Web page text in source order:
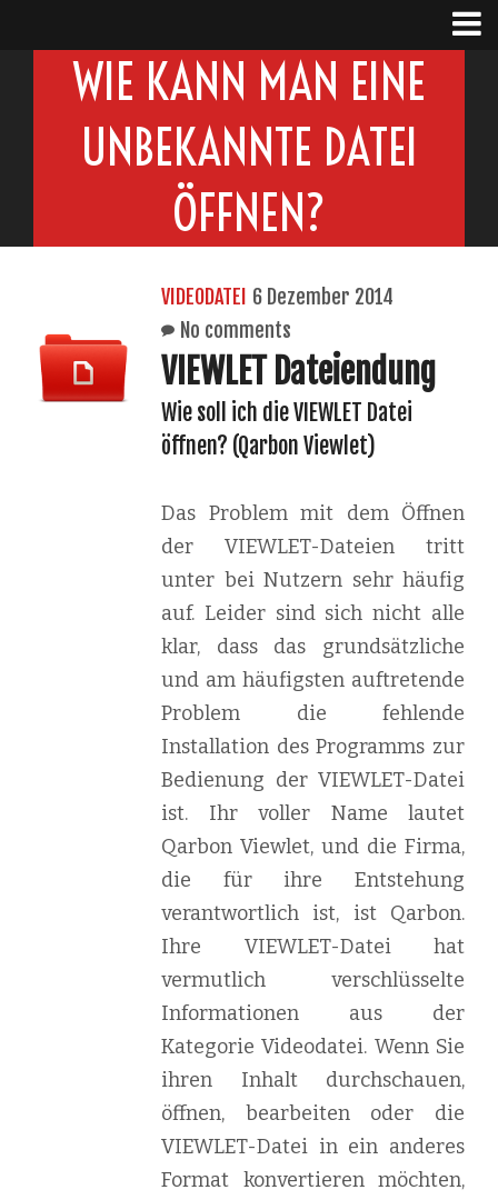
WIE KANN MAN EINE
UNBEKANNTE DATEI
ÖFFNEN?
VIDEODATEI 6 Dezember 2014
No comments
VIEWLET Dateiendung
Wie soll ich die VIEWLET Datei
öffnen? (Qarbon Viewlet)
Das Problem mit dem Öffnen
der VIEWLET-Dateien tritt
unter bei Nutzern sehr häufig
auf. Leider sind sich nicht alle
klar, dass das grundsätzliche
und am häufigsten auftretende
Problem die fehlende
Installation des Programms zur
Bedienung der VIEWLET-Datei
ist. Ihr voller Name lautet
Qarbon Viewlet, und die Firma,
die für ihre Entstehung
verantwortlich ist, ist Qarbon.
Ihre VIEWLET-Datei hat
vermutlich verschlüsselte
Informationen aus der
Kategorie Videodatei. Wenn Sie
ihren Inhalt durchschauen,
öffnen, bearbeiten oder die
VIEWLET-Datei in ein anderes
Format konvertieren möchten,